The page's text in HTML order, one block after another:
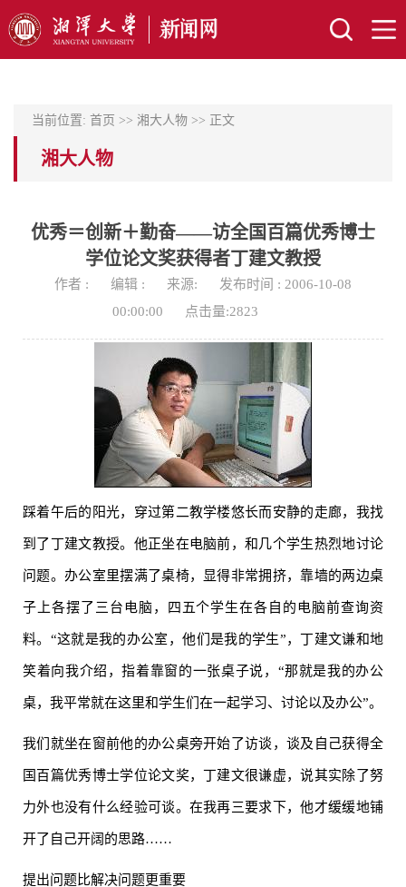
当前位置: 首页 >> 湘大人物 >> 正文
湘大人物
优秀＝创新＋勤奋——访全国百篇优秀博士
学位论文奖获得者丁建文教授
作者 : 编辑 : 来源:
发布时间 : 2006-10-08
00:00:00
点击量:2823
踩着午后的阳光，穿过第二教学楼悠长而安静的走廊，我找
到了丁建文教授。他正坐在电脑前，和几个学生热烈地讨论
问题。办公室里摆满了桌椅，显得非常拥挤，靠墙的两边桌
子上各摆了三台电脑，四五个学生在各自的电脑前查询资
料。“这就是我的办公室，他们是我的学生”，丁建文谦和地
笑着向我介绍，指着靠窗的一张桌子说，“那就是我的办公
桌，我平常就在这里和学生们在一起学习、讨论以及办公”。
我们就坐在窗前他的办公桌旁开始了访谈，谈及自己获得全
国百篇优秀博士学位论文奖，丁建文很谦虚，说其实除了努
力外也没有什么经验可谈。在我再三要求下，他才缓缓地铺
开了自己开阔的思路……
提出问题比解决问题更重要